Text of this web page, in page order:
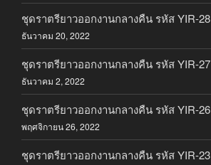
ชุดราตรียาวออกงานกลางคืน รหัส YIR-28
ธันวาคม 20, 2022
ชุดราตรียาวออกงานกลางคืน รหัส YIR-27
ธันวาคม 2, 2022
ชุดราตรียาวออกงานกลางคืน รหัส YIR-26
พฤศจิกายน 26, 2022
ชุดราตรียาวออกงานกลางคืน รหัส YIR-23